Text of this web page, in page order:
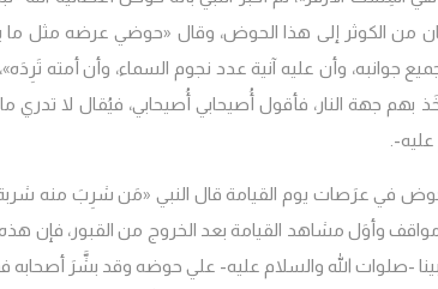
من الكوثر إلى هذا الحوض، وقال «حوضي عرضه مثل ما
جوانبه، وأن عليه آنية عدد نجوم السماء، وأن أمته تَرِدَه»
جهة النار، فأقول أُصيحابي أُصيحابي، فيُقال لا تدري
.
في عرَصات يوم القيامة قال النبي «مَن شرِبَ منه شربة
وأوَل مشاهد القيامة بعد الخروج من القبور، فإن
-صلوات الله والسلام عليه- علي حوضه وقد بشَّرَ أصحابه